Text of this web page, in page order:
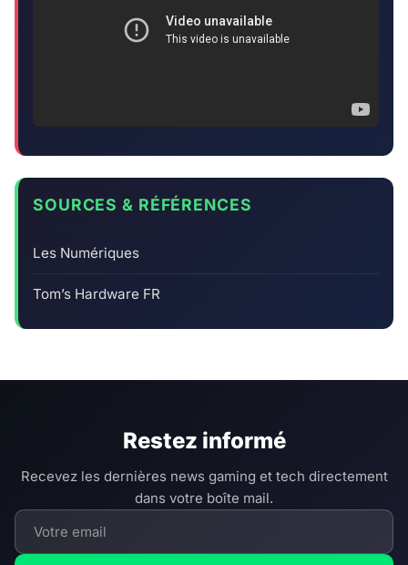
SOURCES & RÉFÉRENCES
Les Numériques
Tom’s Hardware FR
Restez informé
Recevez les dernières news gaming et tech directement
dans votre boîte mail.